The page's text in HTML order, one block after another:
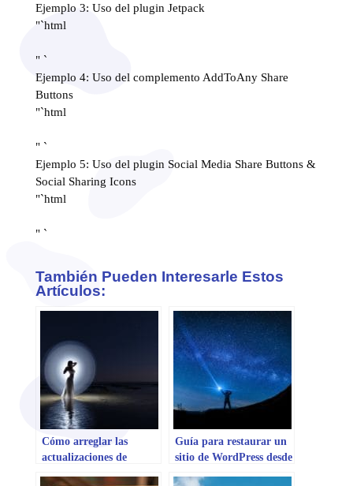
Ejemplo 3: Uso del plugin Jetpack
"`html
" `
Ejemplo 4: Uso del complemento AddToAny Share
Buttons
"`html
" `
Ejemplo 5: Uso del plugin Social Media Share Buttons &
Social Sharing Icons
"`html
" `
También Pueden Interesarle Estos
Artículos:
Cómo arreglar las
actualizaciones de
Guía para restaurar un
sitio de WordPress desde